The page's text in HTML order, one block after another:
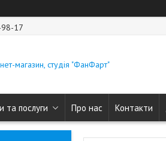
17
магазин, студія "ФанФарт"
та послуги Про нас Контакти